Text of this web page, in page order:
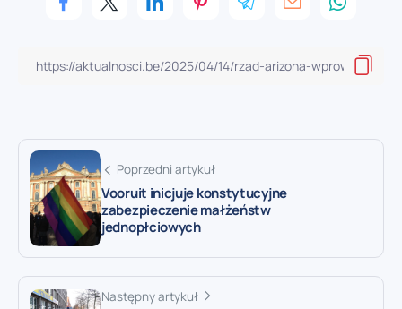
Poprzedni artykuł
Vooruit inicjuje konstytucyjne
zabezpieczenie małżeństw
jednopłciowych
Następny artykuł